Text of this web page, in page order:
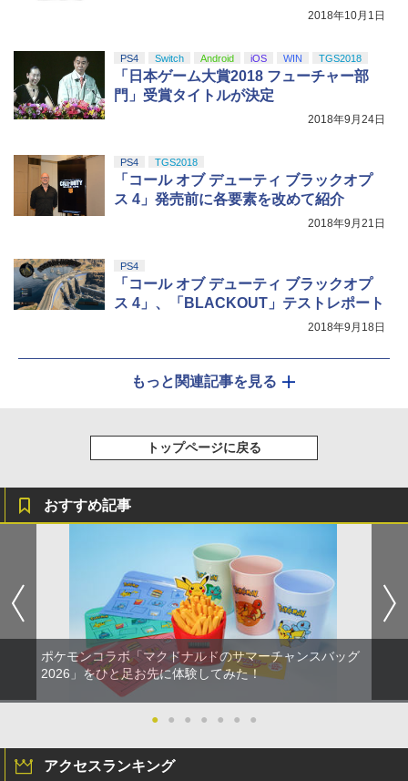
2018年10月1日
PS4 Switch Android iOS WIN TGS2018
「日本ゲーム大賞2018 フューチャー部
門」受賞タイトルが決定
2018年9月24日
PS4 TGS2018
「コール オブ デューティ ブラックオプ
ス 4」発売前に各要素を改めて紹介
2018年9月21日
PS4
「コール オブ デューティ ブラックオプ
ス 4」、「BLACKOUT」テストレポート
2018年9月18日
もっと関連記事を見る
トップページに戻る
おすすめ記事
ポケモンコラボ「マクドナルドのサマーチャンスバッグ
2026」をひと足お先に体験してみた！
● ● ● ● ● ● ●
アクセスランキング